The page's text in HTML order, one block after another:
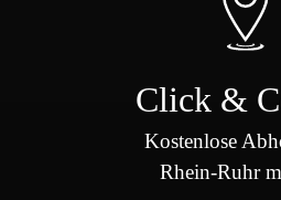
Click &
Kostenlose
Rhein-Ruhr